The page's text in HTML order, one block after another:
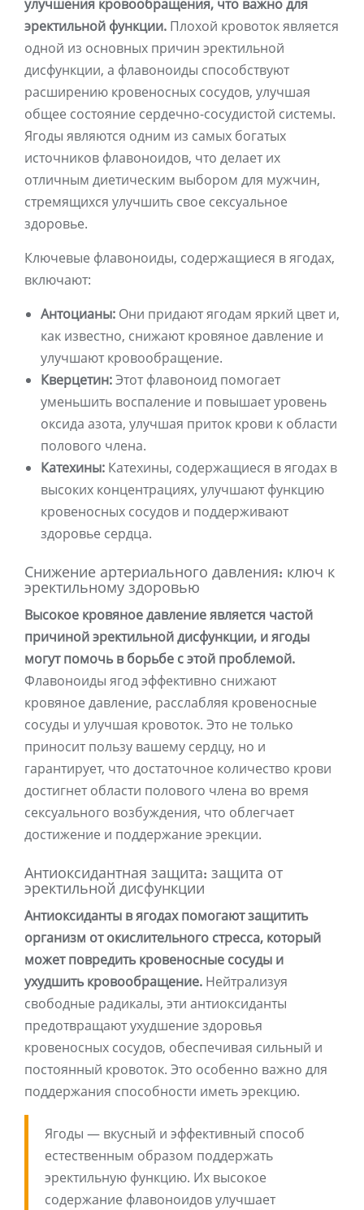
улучшения кровообращения, что важно для
эректильной функции. Плохой кровоток является
одной из основных причин эректильной
дисфункции, а флавоноиды способствуют
расширению кровеносных сосудов, улучшая
общее состояние сердечно-сосудистой системы.
Ягоды являются одним из самых богатых
источников флавоноидов, что делает их
отличным диетическим выбором для мужчин,
стремящихся улучшить свое сексуальное
здоровье.
Ключевые флавоноиды, содержащиеся в ягодах,
включают:
Антоцианы: Они придают ягодам яркий цвет и,
как известно, снижают кровяное давление и
улучшают кровообращение.
Кверцетин:Этот флавоноид помогает
уменьшить воспаление и повышает уровень
оксида азота, улучшая приток крови к области
полового члена.
Катехины: Катехины, содержащиеся в ягодах в
высоких концентрациях, улучшают функцию
кровеносных сосудов и поддерживают
здоровье сердца.
Снижение артериального давления: ключ к
эректильному здоровью
Высокое кровяное давление является частой
причиной эректильной дисфункции, и ягоды
могут помочь в борьбе с этой проблемой.
Флавоноиды ягод эффективно снижают
кровяное давление, расслабляя кровеносные
сосуды и улучшая кровоток. Это не только
приносит пользу вашему сердцу, но и
гарантирует, что достаточное количество крови
достигнет области полового члена во время
сексуального возбуждения, что облегчает
достижение и поддержание эрекции.
Антиоксидантная защита: защита от
эректильной дисфункции
Антиоксиданты в ягодах помогают защитить
организм от окислительного стресса, который
может повредить кровеносные сосуды и
ухудшить кровообращение. Нейтрализуя
свободные радикалы, эти антиоксиданты
предотвращают ухудшение здоровья
кровеносных сосудов, обеспечивая сильный и
постоянный кровоток. Это особенно важно для
поддержания способности иметь эрекцию.
Ягоды — вкусный и эффективный способ
естественным образом поддержать
эректильную функцию. Их высокое
содержание флавоноидов улучшает